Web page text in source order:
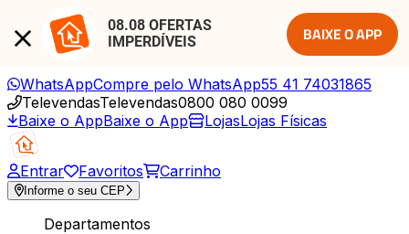
08.08 OFERTAS
IMPERDÍVEIS
BAIXE O APP
WhatsAppCompre pelo WhatsApp55 41 74031865
TelevendasTelevendas0800 080 0099
Baixe o AppBaixe o App LojasLojas Físicas
Entrar Favoritos Carrinho
Informe o seu CEP
Departamentos